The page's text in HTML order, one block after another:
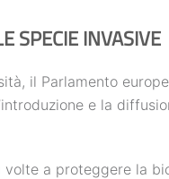
SPECIE INVASIVE
il Parlamento
e la
a proteggere la